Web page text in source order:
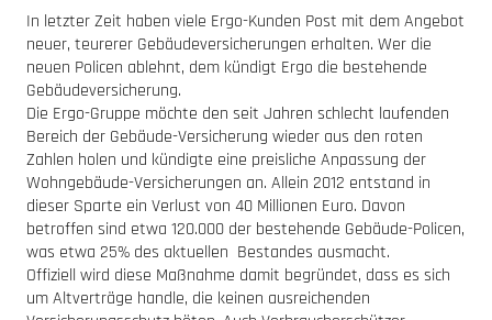
In letzter Zeit haben viele Ergo-Kunden Post mit dem Angebot
neuer, teurerer Gebäudeversicherungen erhalten. Wer die
neuen Policen ablehnt, dem kündigt Ergo die bestehende
Gebäudeversicherung.
Die Ergo-Gruppe möchte den seit Jahren schlecht laufenden
Bereich der Gebäude-Versicherung wieder aus den roten
Zahlen holen und kündigte eine preisliche Anpassung der
Wohngebäude-Versicherungen an. Allein 2012 entstand in
dieser Sparte ein Verlust von 40 Millionen Euro. Davon
betroffen sind etwa 120.000 der bestehende Gebäude-Policen,
was etwa 25% des aktuellen Bestandes ausmacht.
Offiziell wird diese Maßnahme damit begründet, dass es sich
um Altverträge handle, die keinen ausreichenden